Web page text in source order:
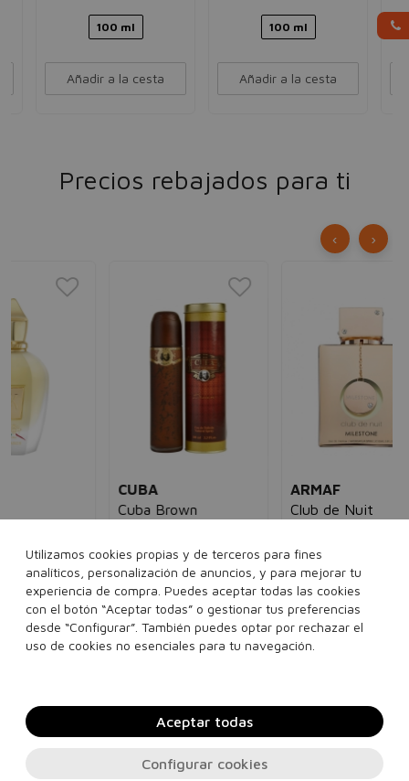
100 ml
Añadir a la cesta
100 ml
Añadir a la cesta
Precios rebajados para ti
Cuba Brown
8,00€ 6,95€
35 ml 100 ml
Añadir a la cesta
Club de Nuit
Eau de parfum
60,00€ 29,95€
200 ml 105 ml
Añadir a la cesta
‹ ›
Utilizamos cookies propias y de terceros para fines
analíticos, personalización de anuncios, y para mejorar tu
experiencia de compra. Puedes aceptar todas las cookies
con el botón “Aceptar todas” o gestionar tus preferencias
desde “Configurar”. También puedes optar por rechazar el
uso de cookies no esenciales para tu navegación.
Configurar cookies
Aceptar todas